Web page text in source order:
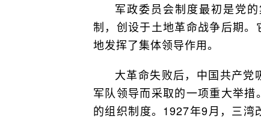
军政委员会制度最初是党
制，创设于土地革命战争后期
地发挥了集体领导作用。
大革命失败后，中国共产党
军队领导而采取的一项重大举
的组织制度。1927年9月，三湾